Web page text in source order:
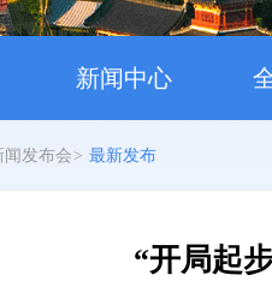
新闻中心
闻发布会> 最新发布
“开局起